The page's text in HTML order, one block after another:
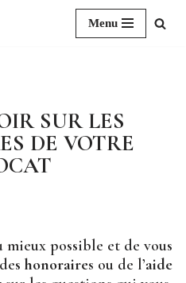
Menu
SUR LES
DE VOTRE
possible et de vous
honoraires ou de l’aide